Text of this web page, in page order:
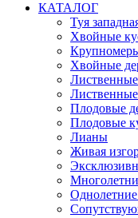
КАТАЛОГ
Туя
Хвойные
Хвойные
Лиственные
Плодовые
Плодовые
Лианы
Живая